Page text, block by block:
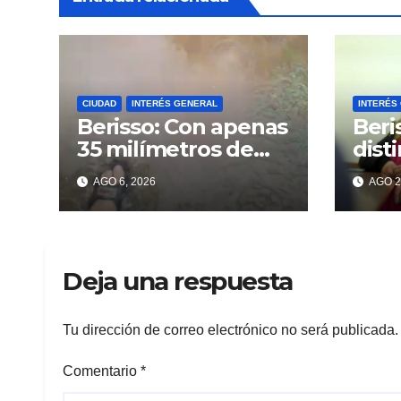
CIUDAD INTERÉS GENERAL
Berisso: Con apenas
35 milímetros de
lluvia ya se sienten
los problemas
AGO 6, 2026
INTERÉS
AGO
Deja una respuesta
Tu dirección de correo electrónico no será publicada.
Comentario *